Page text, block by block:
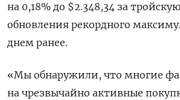
на 0,18% до $2.348,34​ за
обновления рекордного
днем ранее.
«Мы обнаружили, что многие
на чрезвычайно активные